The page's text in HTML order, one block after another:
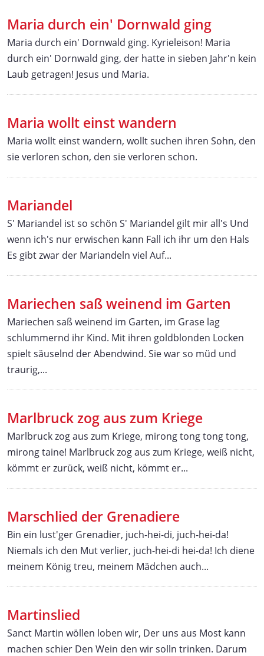
Maria durch ein' Dornwald ging
Maria durch ein' Dornwald ging. Kyrieleison! Maria
durch ein' Dornwald ging, der hatte in sieben Jahr'n kein
Laub getragen! Jesus und Maria.
Maria wollt einst wandern
Maria wollt einst wandern, wollt suchen ihren Sohn, den
sie verloren schon, den sie verloren schon.
Mariandel
S' Mariandel ist so schön S' Mariandel gilt mir all's Und
wenn ich's nur erwischen kann Fall ich ihr um den Hals
Es gibt zwar der Mariandeln viel Auf...
Mariechen saß weinend im Garten
Mariechen saß weinend im Garten, im Grase lag
schlummernd ihr Kind. Mit ihren goldblonden Locken
spielt säuselnd der Abendwind. Sie war so müd und
traurig,...
Marlbruck zog aus zum Kriege
Marlbruck zog aus zum Kriege, mirong tong tong tong,
mirong taine! Marlbruck zog aus zum Kriege, weiß nicht,
kömmt er zurück, weiß nicht, kömmt er...
Marschlied der Grenadiere
Bin ein lust'ger Grenadier, juch-hei-di, juch-hei-da!
Niemals ich den Mut verlier, juch-hei-di hei-da! Ich diene
meinem König treu, meinem Mädchen auch...
Martinslied
Sanct Martin wöllen loben wir, Der uns aus Most kann
machen schier Den Wein den wir solln trinken. Darum